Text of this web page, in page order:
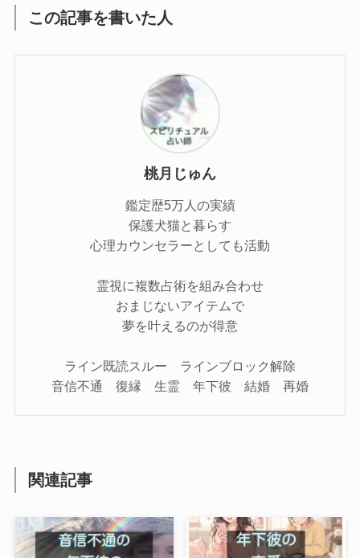
この記事を書いた人
桃月じゅん
鑑定歴5万人の実績
保護犬猫と暮らす
心理カウンセラーとしても活動
霊視に複数占術を組み合わせ
おまじないアイテムで
夢を叶えるのが得意
ライン既読スルー ラインブロック解除
音信不通 復縁 生霊 年下彼 結婚 再婚
関連記事